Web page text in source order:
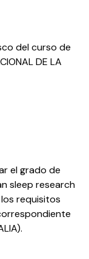
del curso de
DE LA
el grado de
sleep research
requisitos